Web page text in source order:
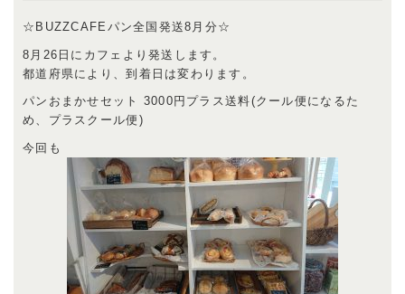
☆BUZZCAFEパン全国発送8月分☆
8月26日にカフェより発送します。
都道府県により、到着日は変わります。
パンおまかせセット 3000円プラス送料(クール便になるた
め、プラスクール便)
今回も